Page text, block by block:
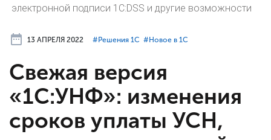
электронной подписи 1С:DSS и другие возможности
13 АПРЕЛЯ 2022 #⁣Решения 1С #⁣Новое в 1С
Свежая версия
«1С:УНФ»: изменения
сроков уплаты УСН,